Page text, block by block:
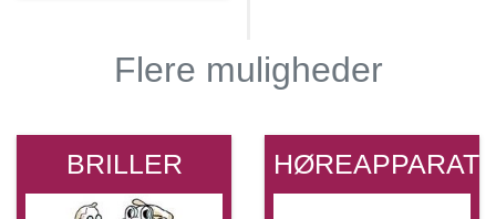
Flere muligheder
BRILLER HØREAPPARAT